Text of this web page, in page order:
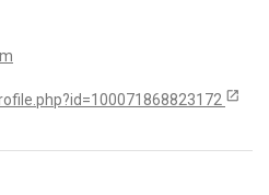
open_in_new